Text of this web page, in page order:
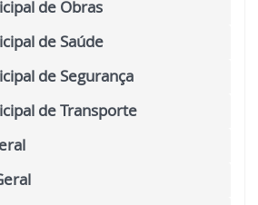
de Obras
de Saúde
de Segurança
de Transporte